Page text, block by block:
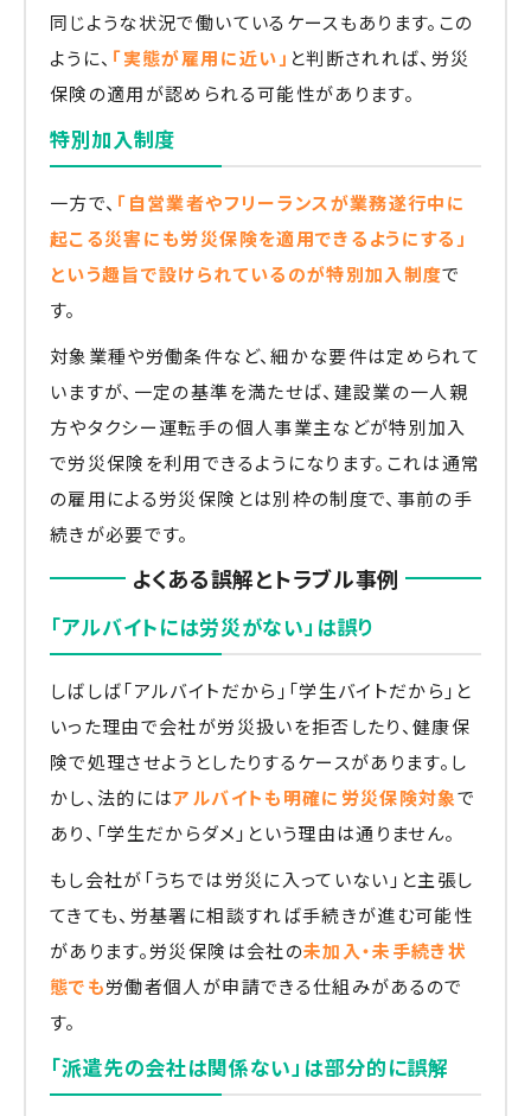
同じような状況で働いているケースもあります。この
ように、 「実態が雇用に近い」 と判断されれば、労災
保険の適用が認められる可能性があります。
特別加入制度
一方で、 「自営業者やフリーランスが業務遂行中に
起こる災害にも労災保険を適用できるようにする」
という趣旨で設けられているのが特別加入制度で
す。
対象業種や労働条件など、細かな要件は定められて
いますが、一定の基準を満たせば、建設業の一人親
方やタクシー運転手の個人事業主などが特別加入
で労災保険を利用できるようになります。これは通常
の雇用による労災保険とは別枠の制度で、事前の手
続きが必要です。
よくある誤解とトラブル事例
「アルバイトには労災がない」は誤り
しばしば「アルバイトだから」「学生バイトだから」と
いった理由で会社が労災扱いを拒否したり、健康保
険で処理させようとしたりするケースがあります。し
かし、法的にはアルバイトも明確に労災保険対象で
あり、「学生だからダメ」という理由は通りません。
もし会社が「うちでは労災に入っていない」と主張し
てきても、労基署に相談すれば手続きが進む可能性
があります。労災保険は会社の未加入・未手続き状
態でも労働者個人が申請できる仕組みがあるので
す。
「派遣先の会社は関係ない」は部分的に誤解